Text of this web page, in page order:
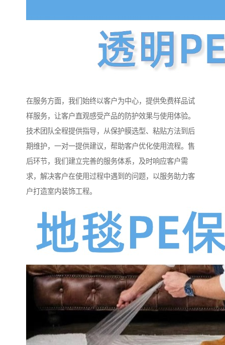
在服务方面，我们始终以客户为中心，提供免费样品试
样服务，让客户直观感受产品的防护效果与使用体验。
技术团队全程提供指导，从保护膜选型、粘贴方法到后
期维护，一对一提供建议，帮助客户优化使用流程。售
后环节，我们建立完善的服务体系，及时响应客户需
求，解决客户在使用过程中遇到的问题，以服务助力客
户打造室内装饰工程。